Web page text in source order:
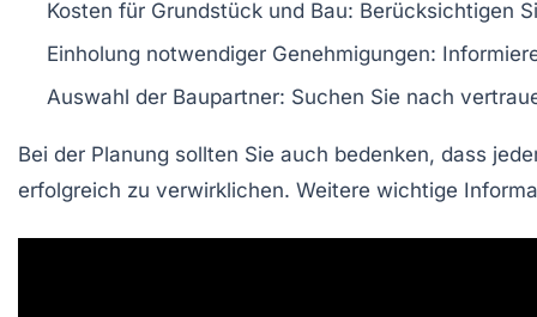
Kosten für Grundstück und Bau: Berücksichtigen
Einholung notwendiger Genehmigungen:
Auswahl der Baupartner: Suchen Sie nach
Bei der Planung sollten Sie auch bedenken, dass
erfolgreich zu verwirklichen. Weitere wichtige